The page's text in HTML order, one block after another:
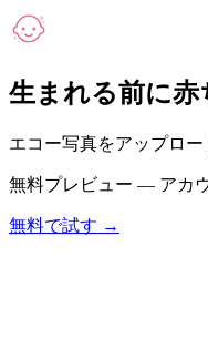
生まれる前に赤
エコー写真をアップロ
無料プレビュー — アカ
無料で試す →